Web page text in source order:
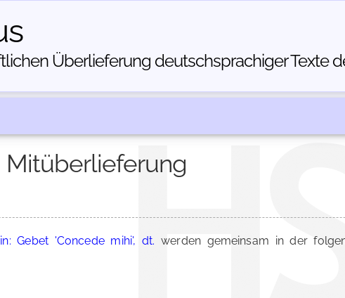
Über­lieferung deutschsprachiger Texte
Mitüberlieferung
Gebet 'Concede mihi', dt. werden gemeinsam in der